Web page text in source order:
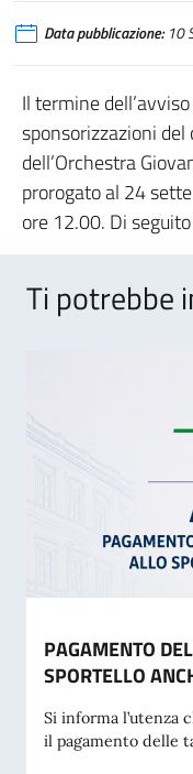
Data pubblicazione:10
Il termine
sponsorizzazioni
dell’Orchestra
prorogato al 24
ore 12.00. Di
Ti potrebbe
PAGAMENTO
SPORTELLO
Si informa l’utenza
il pagamento delle